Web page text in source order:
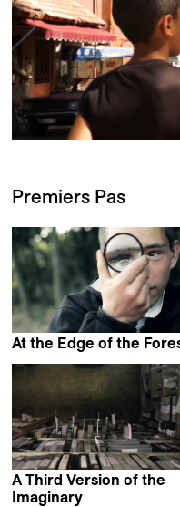
Premiers Pas
At the Edge of the
A Third Version of the
Imaginary